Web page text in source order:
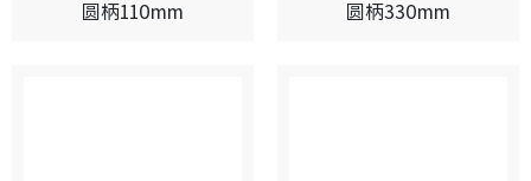
圆柄110mm 圆柄330mm